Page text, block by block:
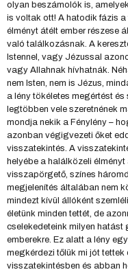
olyan beszámolók is,
is voltak ott! A hatodik fázis
élményt átélt ember részese
való találkozásnak. A
Istennel, vagy Jézussal
vagy Allahnak hívhatnák.
nem Isten, nem is Jézus,
a lény tökéletes megértést
legtöbben vele szeretnének
mondja nekik a Fénylény –
azonban végigvezeti őket
visszatekintés. A
helyébe a halálközeli
visszapörgető, színes
megjelenítés általában nem
mindezt kívül állóként
életünk minden tettét, de
cselekedeteink milyen hatást
emberekre. Ez alatt a lény
megkérdezi tőlük mi jót
visszatekintésben és abban